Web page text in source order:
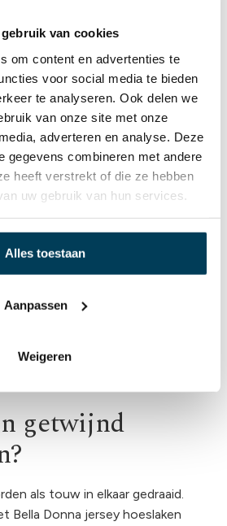
van cookies
om content en advertenties te
voor social media te bieden
te analyseren. Ook delen we
van onze site met onze
adverteren en analyse. Deze
gegevens combineren met andere
heeft verstrekt of die ze hebben
uw gebruik van hun services.
Alles toestaan
Aanpassen
Weigeren
matrassen en extra dikke
aangenaam
mako katoen en 3 % elasthan
Vera en Arganolie
getwijnd
als touw in elkaar gedraaid.
Bella Donna jersey hoeslaken